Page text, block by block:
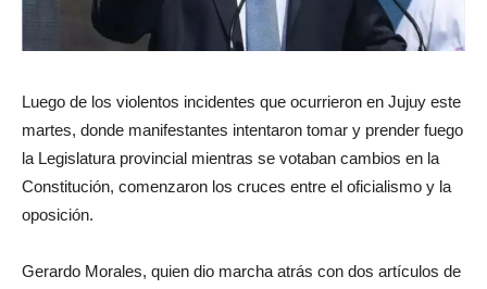
Luego de los violentos incidentes que ocurrieron en Jujuy este
martes, donde manifestantes intentaron tomar y prender fuego
la Legislatura provincial mientras se votaban cambios en la
Constitución, comenzaron los cruces entre el oficialismo y la
oposición.
Gerardo Morales, quien dio marcha atrás con dos artículos de